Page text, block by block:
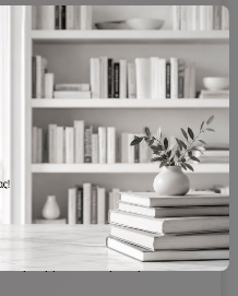
Γερμενή συνέχεια έχω
«everytellinghasa
επιθυμία που
καταστρέφεται και
της μύθους.
μύθους, μας
κόσμου που ο δυτικός
με ένα καράβι που
λένε πως ίσως και να
Επιθυμία στα
της ελευθερίας. Η